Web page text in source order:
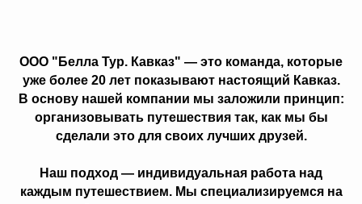
ООО "Белла Тур. Кавказ" — это команда, которые
уже более 20 лет показывают настоящий Кавказ.
В основу нашей компании мы заложили принцип:
организовывать путешествия так, как мы бы
сделали это для своих лучших друзей.
Наш подход — индивидуальная работа над
каждым путешествием. Мы специализируемся на